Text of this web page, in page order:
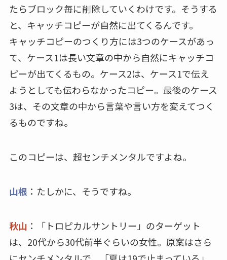
たらブロック毎に削除していくわけです。そうする
と、キャッチコピーが自然に出てくるんです。
キャッチコピーのつくり方には3つのケースがあっ
て、ケース1は長い文章の中から自然にキャッチコ
ピーが出てくるもの。ケース2は、ケース1で伝え
ようとしても伝わらなかったコピー。最後のケース
3は、その文章の中から言葉や言い方を変えてつく
るものですね。
このコピーは、超センチメンタルですよね。
山根 ：たしかに、そうですね。
秋山 ：「トロピカルサントリー」のターゲット
は、20代から30代前半ぐらいの女性。原案はさら